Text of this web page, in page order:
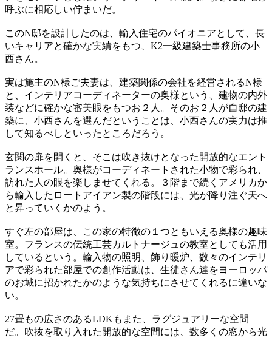
呼ぶに相応しい佇まいだ。
このN邸を設計したのは、輸入住宅のパイオニアとして、長
いキャリアと確かな実績をもつ、K2一級建築士事務所の小
西さん。
実は施主のN様ご夫妻は、建築関係の会社を経営されるN様
と、インテリアコーディネーターの奥様という、建物の内外
装などに確かな審美眼をもつお２人。そのお２人が自邸の建
築に、小西さんを選んだということは、小西さんの実力は推
して知るべしといったところだろう。
玄関の扉を開くと、そこは吹き抜けとなった開放的なエント
ランスホール。奥様がコーディネートされた小物で彩られ、
訪れた人の眼を楽しませてくれる。３階まで続くアメリカか
ら輸入したロートアイアン製の階段には、光が降り注ぐ天へ
と昇っていくかのよう。
すぐ左の部屋は、この家の特徴の１つともいえる奥様の趣味
室。フランスの伝統工芸カルトナージュの教室としても活用
しているという。輸入物の照明、飾り暖炉、数々のインテリ
アで彩られた部屋での創作活動は、生徒さん達をヨーロッパ
のお城に招かれたかのような気持ちにさせてくれるに違いな
い。
27畳もの広さのあるLDKもまた、ラグジュアリーな空間
だ。吹抜を取り入れた開放的な空間には、数多くの窓から光